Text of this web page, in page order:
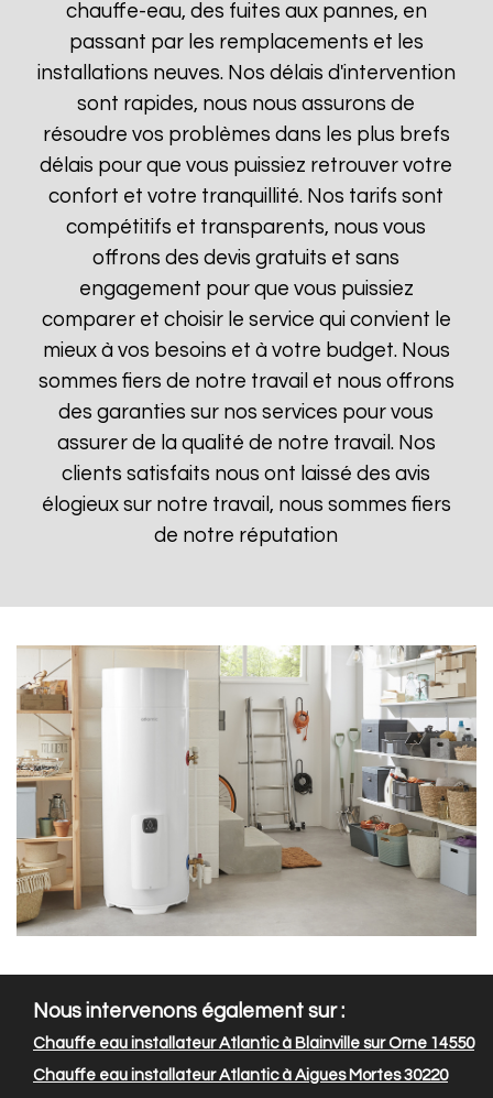
chauffe-eau, des fuites aux pannes, en
passant par les remplacements et les
installations neuves. Nos délais d'intervention
sont rapides, nous nous assurons de
résoudre vos problèmes dans les plus brefs
délais pour que vous puissiez retrouver votre
confort et votre tranquillité. Nos tarifs sont
compétitifs et transparents, nous vous
offrons des devis gratuits et sans
engagement pour que vous puissiez
comparer et choisir le service qui convient le
mieux à vos besoins et à votre budget. Nous
sommes fiers de notre travail et nous offrons
des garanties sur nos services pour vous
assurer de la qualité de notre travail. Nos
clients satisfaits nous ont laissé des avis
élogieux sur notre travail, nous sommes fiers
de notre réputation
Nous intervenons également sur :
Chauffe eau installateur Atlantic à Blainville sur Orne 14550
Chauffe eau installateur Atlantic à Aigues Mortes 30220